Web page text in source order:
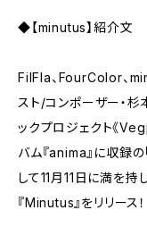
◆【minutus】紹介文
FilFla、FourColor、
スト/コンポーザー・杉
ックプロジェクト《
バム『anima』に収録
して11月11日に満を
『Minutus』をリリース！